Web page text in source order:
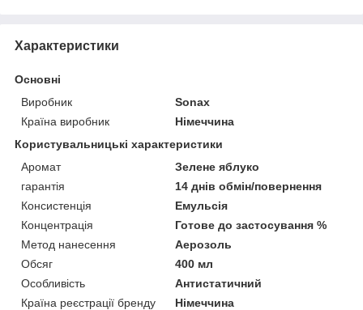
Характеристики
Основні
Виробник
Sonax
Країна виробник
Німеччина
Користувальницькі характеристики
Аромат
Зелене яблуко
гарантія
14 днів обмін/повернення
Консистенція
Емульсія
Концентрація
Готове до застосування %
Метод нанесення
Аерозоль
Обсяг
400 мл
Особливість
Антистатичний
Країна реєстрації бренду
Німеччина